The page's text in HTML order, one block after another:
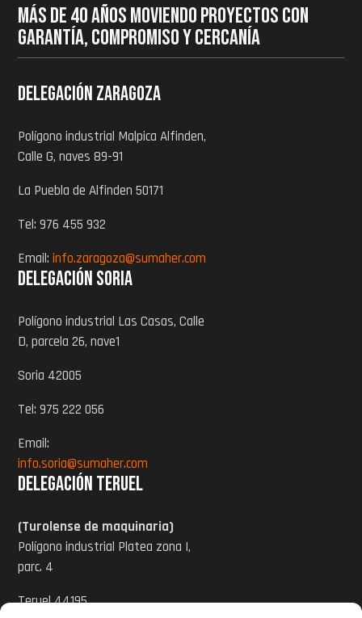
MÁS DE 40 AÑOS MOVIENDO PROYECTOS CON
GARANTÍA, COMPROMISO Y CERCANÍA
Delegación zaragoza
Polígono industrial Malpica Alfinden,
Calle G, naves 89-91
La Puebla de Alfinden 50171
Tel: 976 455 932
Email:info.zaragoza@sumaher.com
Delegación Soria
Polígono industrial Las Casas, Calle
D, parcela 26, nave1
Soria 42005
Tel: 975 222 056
Email:
info.soria@sumaher.com
Delegación Teruel
(Turolense de maquinaria)
Polígono industrial Platea zona I,
parc. 4
Teruel 44195